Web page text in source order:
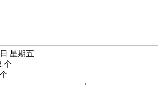
星期五
个